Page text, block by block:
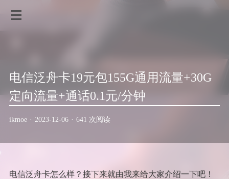
电信泛舟卡19元包155G通用流量+30G
定向流量+通话0.1元/分钟
ikmoe · 2023-12-06 · 641 次阅读
电信泛舟卡怎么样？接下来就由我来给大家介绍一下吧！